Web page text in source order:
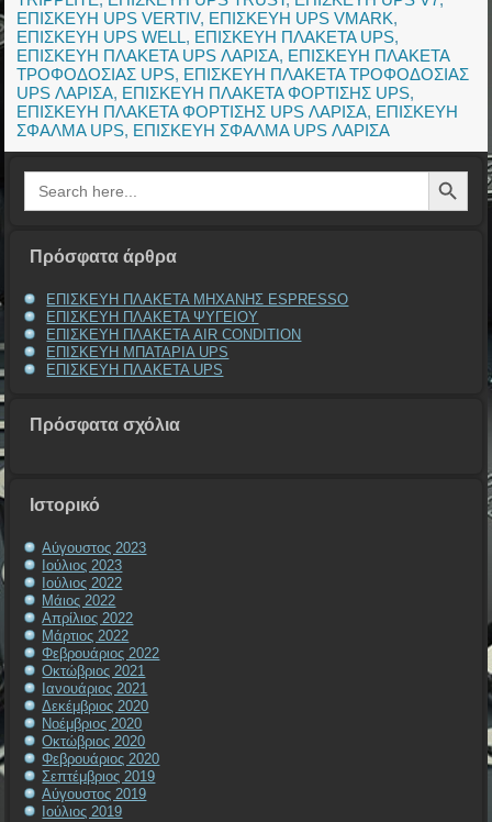
ΕΠΙΣΚΕΥΗ UPS VERTIV, ΕΠΙΣΚΕΥΗ UPS VMARK,
ΕΠΙΣΚΕΥΗ UPS WELL, ΕΠΙΣΚΕΥΗ ΠΛΑΚΕΤΑ UPS,
ΕΠΙΣΚΕΥΗ ΠΛΑΚΕΤΑ UPS ΛΑΡΙΣΑ, ΕΠΙΣΚΕΥΗ ΠΛΑΚΕΤΑ
ΤΡΟΦΟΔΟΣΙΑΣ UPS, ΕΠΙΣΚΕΥΗ ΠΛΑΚΕΤΑ ΤΡΟΦΟΔΟΣΙΑΣ
UPS ΛΑΡΙΣΑ, ΕΠΙΣΚΕΥΗ ΠΛΑΚΕΤΑ ΦΟΡΤΙΣΗΣ UPS,
ΕΠΙΣΚΕΥΗ ΠΛΑΚΕΤΑ ΦΟΡΤΙΣΗΣ UPS ΛΑΡΙΣΑ, ΕΠΙΣΚΕΥΗ
ΣΦΑΛΜΑ UPS, ΕΠΙΣΚΕΥΗ ΣΦΑΛΜΑ UPS ΛΑΡΙΣΑ
Search
for:
Search Button
Πρόσφατα άρθρα
ΕΠΙΣΚΕΥΗ ΠΛΑΚΕΤΑ ΜΗΧΑΝΗΣ ESPRESSO
ΕΠΙΣΚΕΥΗ ΠΛΑΚΕΤΑ ΨΥΓΕΙΟΥ
ΕΠΙΣΚΕΥΗ ΠΛΑΚΕΤΑ AIR CONDITION
ΕΠΙΣΚΕΥΗ ΜΠΑΤΑΡΙΑ UPS
ΕΠΙΣΚΕΥΗ ΠΛΑΚΕΤΑ UPS
Πρόσφατα σχόλια
Ιστορικό
Αύγουστος 2023
Ιούλιος 2023
Ιούλιος 2022
Μάιος 2022
Απρίλιος 2022
Μάρτιος 2022
Φεβρουάριος 2022
Οκτώβριος 2021
Ιανουάριος 2021
Δεκέμβριος 2020
Νοέμβριος 2020
Οκτώβριος 2020
Φεβρουάριος 2020
Σεπτέμβριος 2019
Αύγουστος 2019
Ιούλιος 2019